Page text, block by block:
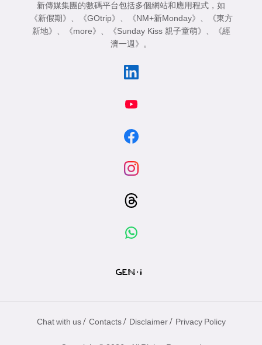
新傳媒集團的數碼平台包括多個網站和應用程式，如
《新假期》
《GOtrip》 《NM+新Monday》
《東方
新地》
《more》 《Sunday Kiss 親子童萌》
《經
濟一週》
。
Chat with us / Contacts / Disclaimer / Privacy Policy